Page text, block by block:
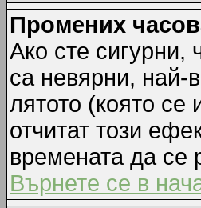
Промених
Ако сте сигурни,
са невярни, най-
лятото (която се
отчитат този
времената да се
Върнете се в